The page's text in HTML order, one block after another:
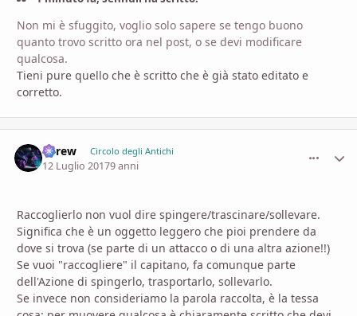
Non mi è sfuggito, voglio solo sapere se tengo buono
quanto trovo scritto ora nel post, o se devi modificare
qualcosa.
Tieni pure quello che è scritto che è già stato editato e
corretto.
adrew Circolo degli Antichi
12 Luglio 20179 anni
Raccoglierlo non vuol dire spingere/trascinare/sollevare.
Significa che è un oggetto leggero che pioi prendere da
dove si trova (se parte di un attacco o di una altra azione!!)
Se vuoi "raccogliere" il capitano, fa comunque parte
dell'Azione di spingerlo, trasportarlo, sollevarlo.
Se invece non consideriamo la parola raccolta, è la tessa